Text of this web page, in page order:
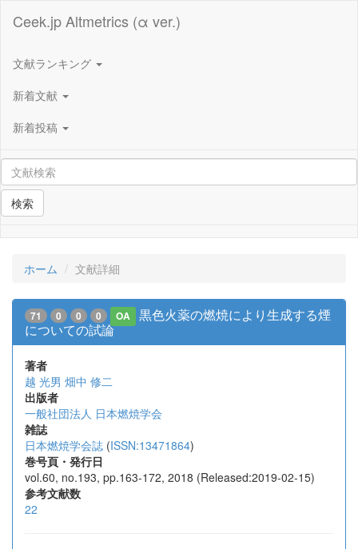
Ceek.jp Altmetrics (α ver.)
文献ランキング
新着文献
新着投稿
検索
ホーム 文献詳細
71 0 0 0 OA
黒色火薬の燃焼により生成する煙
についての試論
著者
越 光男 畑中 修二
出版者
一般社団法人 日本燃焼学会
雑誌
日本燃焼学会誌 (ISSN:13471864)
巻号頁・発行日
vol.60, no.193, pp.163-172, 2018 (Released:2019-02-15)
参考文献数
22